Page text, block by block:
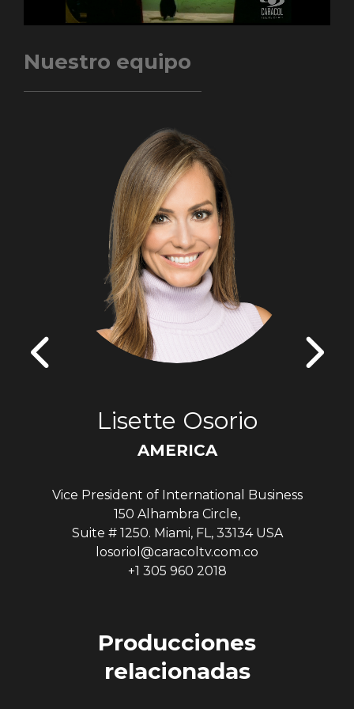
Nuestro equipo
Lisette Osorio
AMERICA
Vice President of International Business
150 Alhambra Circle,
Suite # 1250. Miami, FL, 33134 USA
losoriol@caracoltv.com.co
+1 305 960 2018
Producciones
relacionadas